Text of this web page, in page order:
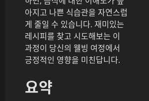
아지고 나쁜 식습관을 자연스럽
게 줄일 수 있습니다. 재미있는
레시피를 찾고 시도해보는 이
과정이 당신의 웰빙 여정에서
긍정적인 영향을 미친답니다.
요약